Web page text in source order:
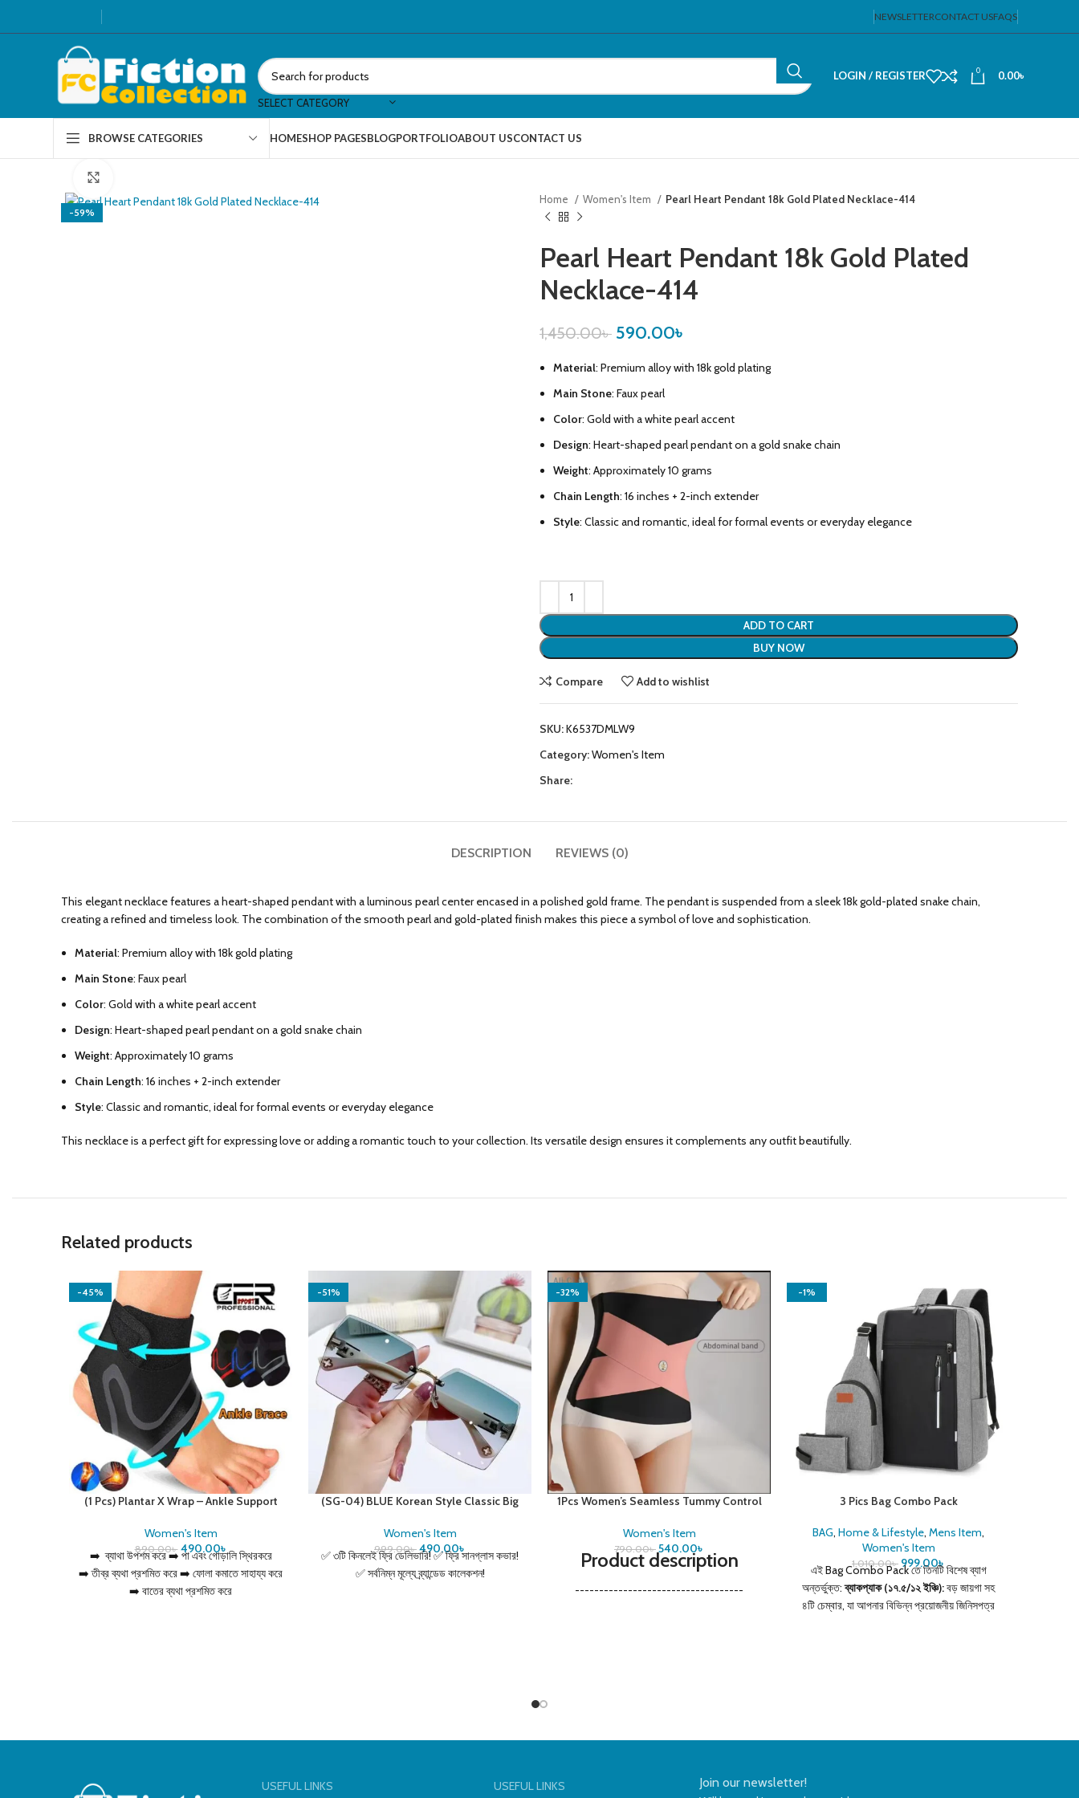
NEWSLETTERCONTACT USFAQS
SELECT CATEGORY
LOGIN / REGISTER 0 0.00৳
BROWSE CATEGORIES HOMESHOP PAGESBLOGPORTFOLIOABOUT USCONTACT US
-59%
Home Women's Item Pearl Heart Pendant 18k Gold Plated Necklace-414
Pearl Heart Pendant 18k Gold Plated
Necklace-414
1,450.00৳ 590.00৳
Material: Premium alloy with 18k gold plating
Main Stone: Faux pearl
Color: Gold with a white pearl accent
Design: Heart-shaped pearl pendant on a gold snake chain
Weight: Approximately 10 grams
Chain Length: 16 inches + 2-inch extender
Style: Classic and romantic, ideal for formal events or everyday elegance
ADD TO CART
BUY NOW
Compare Add to wishlist
SKU:K6537DMLW9
Category:Women's Item
Share:
DESCRIPTION REVIEWS (0)
This elegant necklace features a heart-shaped pendant with a luminous pearl center encased in a polished gold frame. The pendant is suspended from a sleek 18k gold-plated snake chain,
creating a refined and timeless look. The combination of the smooth pearl and gold-plated finish makes this piece a symbol of love and sophistication.
Material: Premium alloy with 18k gold plating
Main Stone: Faux pearl
Color: Gold with a white pearl accent
Design: Heart-shaped pearl pendant on a gold snake chain
Weight: Approximately 10 grams
Chain Length: 16 inches + 2-inch extender
Style: Classic and romantic, ideal for formal events or everyday elegance
This necklace is a perfect gift for expressing love or adding a romantic touch to your collection. Its versatile design ensures it complements any outfit beautifully.
Related products
-45%
(1 Pcs) Plantar X Wrap – Ankle Support
Women's Item
890.00৳ 490.00৳
➡️ ব্যাথা উপশম করে ➡️ পা এবং গোড়ালি স্থিরকরে
➡️ তীব্র ব্যথা প্রশমিত করে ➡️ ফোলা কমাতে সাহায্য করে
➡️ বাতের ব্যথা প্রশমিত করে
-51%
(SG-04) BLUE Korean Style Classic Big
Women's Item
999.00৳ 490.00৳
✅ ৩টি কিনলেই ফ্রি ডেলিভারি! ✅ ফ্রি সানগ্লাস কভার!
✅ সর্বনিম্ন মূল্যে ব্র্যান্ডেড কালেকশন!
-32%
1Pcs Women’s Seamless Tummy Control
Women's Item
790.00৳ 540.00৳
Product description
-----------------------------------
-1%
3 Pics Bag Combo Pack
BAG, Home & Lifestyle, Mens Item,
Women's Item
1,010.00৳ 999.00৳
এই Bag Combo Pack তে তিনটি বিশেষ ব্যাগ
অন্তর্ভুক্ত:ব্যাকপ্যাক (১৭.৫/১২ ইঞ্চি):বড় জায়গা সহ
৪টি চেম্বার, যা আপনার বিভিন্ন প্রয়োজনীয় জিনিসপত্র
USEFUL LINKS USEFUL LINKS Join our newsletter!